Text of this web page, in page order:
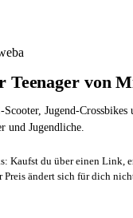
Teenager von
Jugend-Crossbikes
und Jugendliche.
Kaufst du über einen Link,
Preis ändert sich für dich